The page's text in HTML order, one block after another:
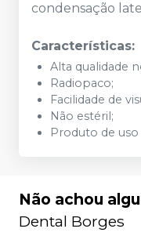
condensação
Características:
Alta qualidade
Radiopaco;
Facilidade de
Não estéril;
Produto de uso
Não achou
Dental Borges